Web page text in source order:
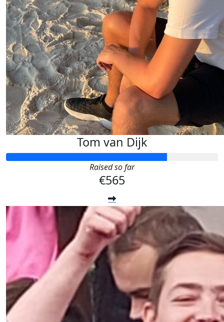
Tom van Dijk
Raised so far
€565